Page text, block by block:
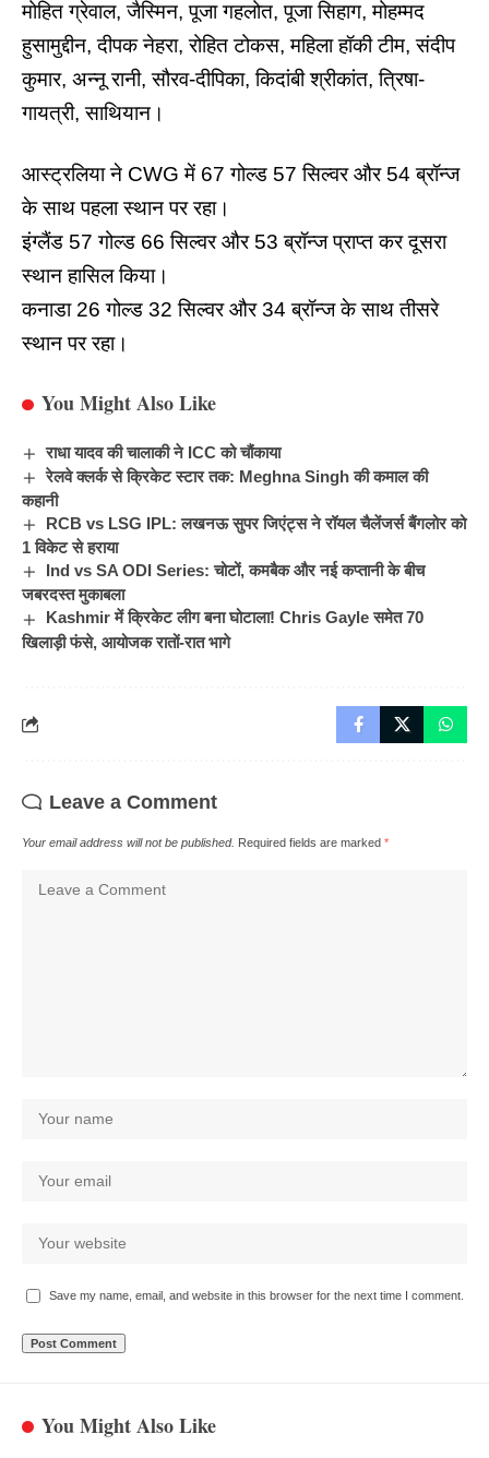
मोहित ग्रेवाल, जैस्मिन, पूजा गहलोत, पूजा सिहाग, मोहम्मद
हुसामुद्दीन, दीपक नेहरा, रोहित टोकस, महिला हॉकी टीम, संदीप
कुमार, अन्नू रानी, सौरव-दीपिका, किदांबी श्रीकांत, त्रिषा-
गायत्री, साथियान।
आस्ट्रलिया ने CWG में 67 गोल्ड 57 सिल्वर और 54 ब्रॉन्ज
के साथ पहला स्थान पर रहा।
इंग्लैंड 57 गोल्ड 66 सिल्वर और 53 ब्रॉन्ज प्राप्त कर दूसरा
स्थान हासिल किया।
कनाडा 26 गोल्ड 32 सिल्वर और 34 ब्रॉन्ज के साथ तीसरे
स्थान पर रहा।
You Might Also Like
राधा यादव की चालाकी ने ICC को चौंकाया
रेलवे क्लर्क से क्रिकेट स्टार तक: Meghna Singh की कमाल की
कहानी
RCB vs LSG IPL: लखनऊ सुपर जिएंट्स ने रॉयल चैलेंजर्स बैंगलोर को
1 विकेट से हराया
Ind vs SA ODI Series: चोटों, कमबैक और नई कप्तानी के बीच
जबरदस्त मुकाबला
Kashmir में क्रिकेट लीग बना घोटाला! Chris Gayle समेत 70
खिलाड़ी फंसे, आयोजक रातों-रात भागे
Leave a Comment
Your email address will not be published. Required fields are marked *
Save my name, email, and website in this browser for the next time I comment.
You Might Also Like